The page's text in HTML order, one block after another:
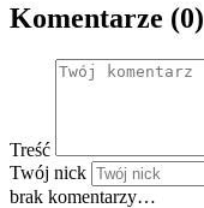
Komentarze (0)
Treść
Twój nick
brak komentarzy…